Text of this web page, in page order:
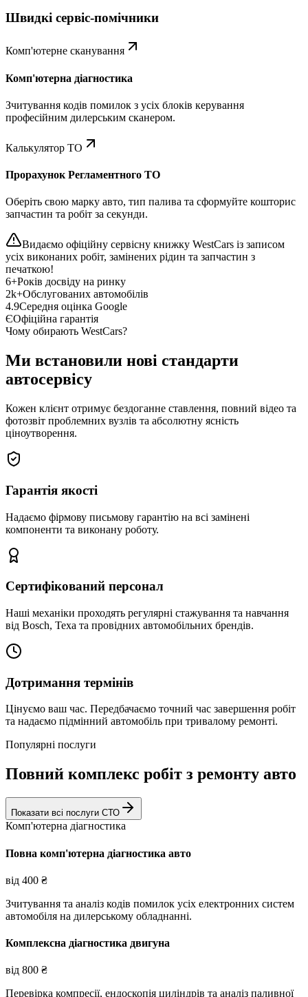
Швидкі сервіс-помічники
Комп'ютерне сканування
Комп'ютерна діагностика
Зчитування кодів помилок з усіх блоків керування
професійним дилерським сканером.
Калькулятор ТО
Прорахунок Регламентного ТО
Оберіть свою марку авто, тип палива та сформуйте кошторис
запчастин та робіт за секунди.
Видаємо офіційну сервісну книжку WestCars із записом
усіх виконаних робіт, замінених рідин та запчастин з
печаткою!
6+Років досвіду на ринку
2k+Обслугованих автомобілів
4.9Середня оцінка Google
ЄОфіційна гарантія
Чому обирають WestCars?
Ми встановили нові стандарти
автосервісу
Кожен клієнт отримує бездоганне ставлення, повний відео та
фотозвіт проблемних вузлів та абсолютну ясність
ціноутворення.
Гарантія якості
Надаємо фірмову письмову гарантію на всі замінені
компоненти та виконану роботу.
Сертифікований персонал
Наші механіки проходять регулярні стажування та навчання
від Bosch, Texa та провідних автомобільних брендів.
Дотримання термінів
Цінуємо ваш час. Передбачаємо точний час завершення робіт
та надаємо підмінний автомобіль при тривалому ремонті.
Популярні послуги
Повний комплекс робіт з ремонту авто
Показати всі послуги СТО
Комп'ютерна діагностика
Повна комп'ютерна діагностика авто
від 400 ₴
Зчитування та аналіз кодів помилок усіх електронних систем
автомобіля на дилерському обладнанні.
Комплексна діагностика двигуна
від 800 ₴
Перевірка компресії, ендоскопія циліндрів та аналіз паливної